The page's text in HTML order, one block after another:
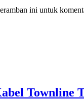
ini untuk
Townline